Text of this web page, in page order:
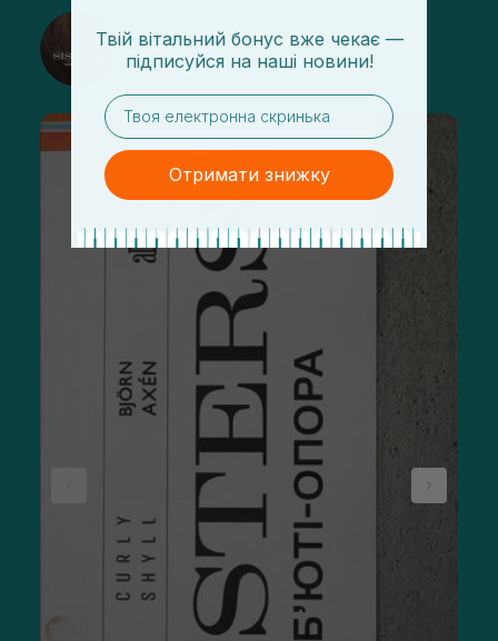
@sisters_stelmakh в Instagram
Підписатися
Твій вітальний бонус вже чекає —
підписуйся на наші новини!
email
Отримати знижку